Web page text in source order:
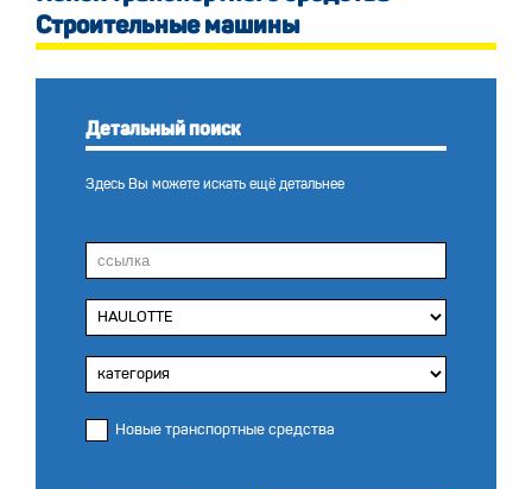
Строительные машины
Детальный поиск
Здесь Вы можете искать ещё детальнее
Новые транспортные средства